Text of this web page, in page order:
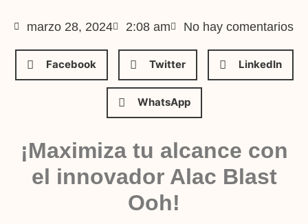
marzo 28, 2024 2:08 am No hay comentarios
Facebook Twitter LinkedIn
WhatsApp
¡Maximiza tu alcance con
el innovador Alac Blast
Ooh!